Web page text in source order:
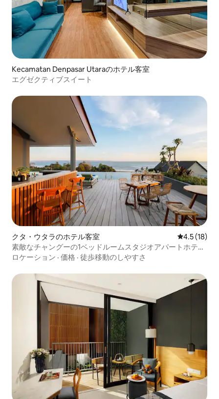
Kecamatan Denpasar Utaraのホテル客室
エグゼクティブスイート
クタ・ウタラのホテル客室 レビュー18
4.5 (18)
素敵なチャングーの1ベッドルームスタジオアパートホテル
（すべて込み）
ロケーション · 価格 · 徒歩移動のしやすさ